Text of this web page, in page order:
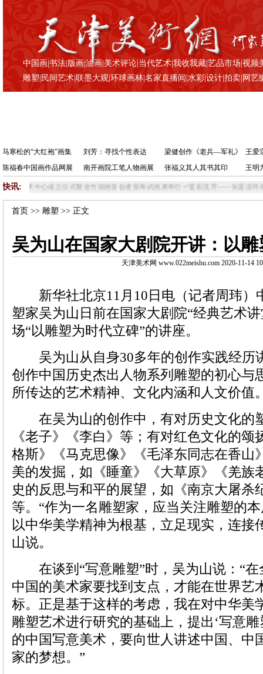
中国画 |书法 版画 |油画 |美术评论 当代艺术 |我收我藏 |艺品市场 |视频
雕塑 民间艺术 |联墨大观 |环球画林 |名家直播间 |水彩 |设计 |拍卖 网艺
马寒松的“大红袍”画集 刘芳：寻找个性表达 梁健创作《老兵—军礼》
王爱
陈福春中国画作品网展
南开画院工笔人物画展 张福义其人其书其印 王明
快讯:
术中心成立仪式暨金竹国画首创者柴寿武画展举行 “鸾彩流芳——张鸾连环画艺术
首页 >> 雕塑 >> 正文
吴为山在国家大剧院开讲：以
天津美术网 www.022meishu.com 2020-11-14
新华社北京11月10日电（记者周玮）
塑家吴为山日前在国家大剧院“经典艺术
场“以雕塑为时代立碑”的讲座。
吴为山从自身30多年的创作实践经历
创作中国历史杰出人物系列雕塑的初心与
所传达的艺术精神、文化内涵和人文价值
在吴为山的创作中，有对历史文化的
《老子》《李白》等；有对红色文化的颂
格斯》《马克思像》《毛泽东同志在香山
美的发掘，如《睡童》《大草原》《羌族
史的反思与和平的展望，如《南京大屠杀
等。“作为一名雕塑家，应当关注雕塑的
以中华美学精神为根基，立足现实，连接
山说。
在谈到“写意雕塑”时，吴为山说：“在
中国的美术家要找到支点，才能在世界艺
标。正是基于这样的考虑，我在对中华美
雕塑艺术进行研究的基础上，提出‘写意
的中国写意美术，要向世人讲述中国、中
家的梦想。”